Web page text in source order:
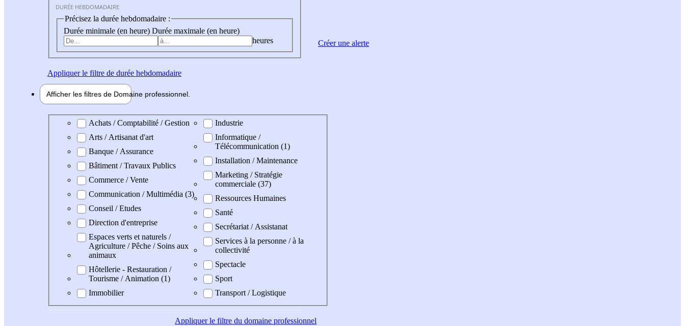
DURÉE HEBDOMADAIRE
Précisez la durée hebdomadaire :
Durée minimale (en heure) Durée maximale (en heure)
heures
Appliquerle filtre de durée hebdomadaire
Afficher les filtres de Domaine professionnel
Domaine professionel
Achats / Comptabilité / Gestion
Arts / Artisanat d'art
Banque / Assurance
Bâtiment / Travaux Publics
Commerce / Vente
Communication / Multimédia (3)
Conseil / Etudes
Direction d'entreprise
Espaces verts et naturels /
Agriculture / Pêche / Soins aux
animaux
Hôtellerie - Restauration /
Tourisme / Animation (1)
Immobilier
Industrie
Informatique /
Télécommunication (1)
Installation / Maintenance
Marketing / Stratégie
commerciale (37)
Ressources Humaines
Santé
Secrétariat / Assistanat
Services à la personne / à la
collectivité
Spectacle
Sport
Transport / Logistique
Appliquerle filtre du domaine professionnel
Créer une alerte